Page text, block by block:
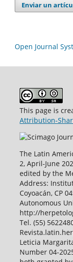
Enviar un
Open Journal
This page is
Attribution-
The Latin
2, April-June
edited by the
Address:
Coyoacán, CP
Autonomous
http://
Tel. (55)
Leticia
Number 04-